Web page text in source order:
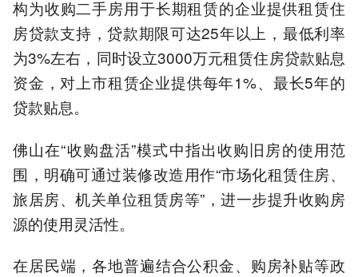
构为收购二手房用于长期租赁的企业提供租赁住
房贷款支持，贷款期限可达25年以上，最低利率
为3%左右，同时设立3000万元租赁住房贷款贴息
资金，对上市租赁企业提供每年1%、最长5年的
贷款贴息。
佛山在“收购盘活”模式中指出收购旧房的使用范
围，明确可通过装修改造用作“市场化租赁住房、
旅居房、机关单位租赁房等”，进一步提升收购房
源的使用灵活性。
在居民端，各地普遍结合公积金、购房补贴等政